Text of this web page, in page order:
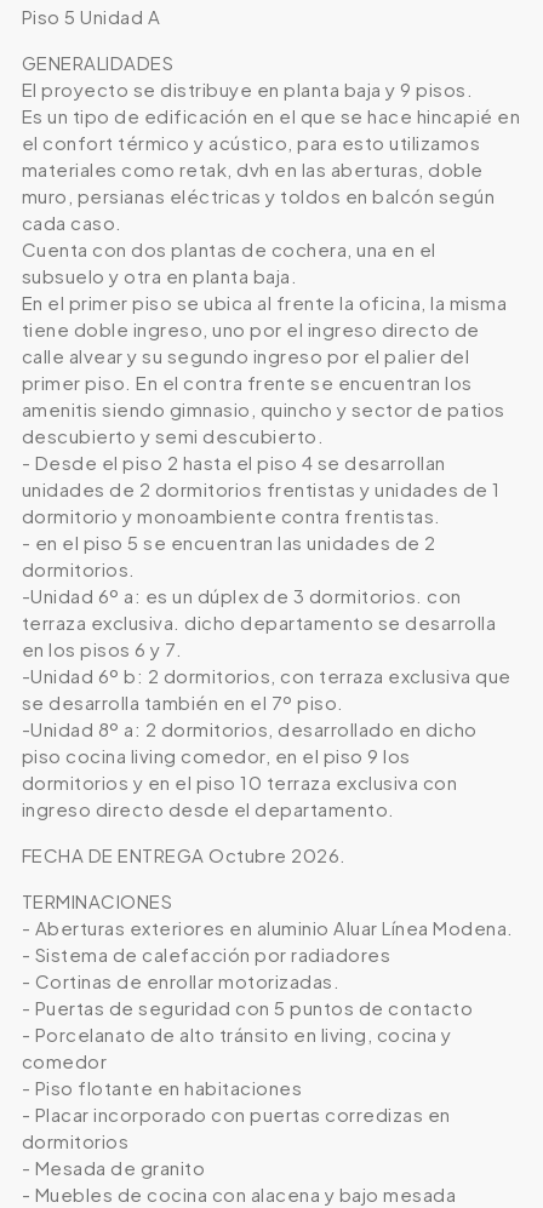
Piso 5 Unidad A
GENERALIDADES
El proyecto se distribuye en planta baja y 9 pisos.
Es un tipo de edificación en el que se hace hincapié en
el confort térmico y acústico, para esto utilizamos
materiales como retak, dvh en las aberturas, doble
muro, persianas eléctricas y toldos en balcón según
cada caso.
Cuenta con dos plantas de cochera, una en el
subsuelo y otra en planta baja.
En el primer piso se ubica al frente la oficina, la misma
tiene doble ingreso, uno por el ingreso directo de
calle alvear y su segundo ingreso por el palier del
primer piso. En el contra frente se encuentran los
amenitis siendo gimnasio, quincho y sector de patios
descubierto y semi descubierto.
- Desde el piso 2 hasta el piso 4 se desarrollan
unidades de 2 dormitorios frentistas y unidades de 1
dormitorio y monoambiente contra frentistas.
- en el piso 5 se encuentran las unidades de 2
dormitorios.
-Unidad 6º a: es un dúplex de 3 dormitorios. con
terraza exclusiva. dicho departamento se desarrolla
en los pisos 6 y 7.
-Unidad 6º b: 2 dormitorios, con terraza exclusiva que
se desarrolla también en el 7º piso.
-Unidad 8º a: 2 dormitorios, desarrollado en dicho
piso cocina living comedor, en el piso 9 los
dormitorios y en el piso 10 terraza exclusiva con
ingreso directo desde el departamento.
FECHA DE ENTREGA Octubre 2026.
TERMINACIONES
- Aberturas exteriores en aluminio Aluar Línea Modena.
- Sistema de calefacción por radiadores
- Cortinas de enrollar motorizadas.
- Puertas de seguridad con 5 puntos de contacto
- Porcelanato de alto tránsito en living, cocina y
comedor
- Piso flotante en habitaciones
- Placar incorporado con puertas corredizas en
dormitorios
- Mesada de granito
- Muebles de cocina con alacena y bajo mesada